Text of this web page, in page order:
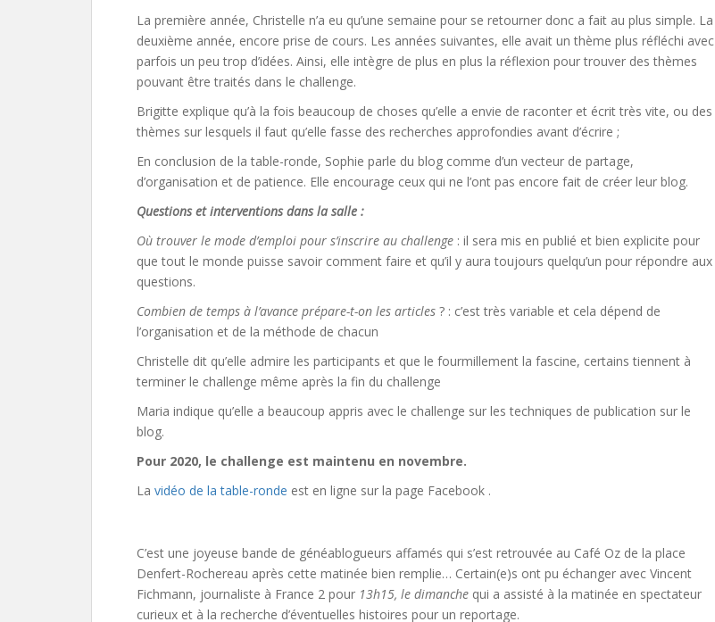
La première année, Christelle n’a eu qu’une semaine pour se retourner donc a fait au plus simple. La
deuxième année, encore prise de cours. Les années suivantes, elle avait un thème plus réfléchi avec
parfois un peu trop d’idées. Ainsi, elle intègre de plus en plus la réflexion pour trouver des thèmes
pouvant être traités dans le challenge.
Brigitte explique qu’à la fois beaucoup de choses qu’elle a envie de raconter et écrit très vite, ou des
thèmes sur lesquels il faut qu’elle fasse des recherches approfondies avant d’écrire ;
En conclusion de la table-ronde, Sophie parle du blog comme d’un vecteur de partage,
d’organisation et de patience. Elle encourage ceux qui ne l’ont pas encore fait de créer leur blog.
Questions et interventions dans la salle :
Où trouver le mode d’emploi pour s’inscrire au challenge : il sera mis en publié et bien explicite pour
que tout le monde puisse savoir comment faire et qu’il y aura toujours quelqu’un pour répondre aux
questions.
Combien de temps à l’avance prépare-t-on les articles ? : c’est très variable et cela dépend de
l’organisation et de la méthode de chacun
Christelle dit qu’elle admire les participants et que le fourmillement la fascine, certains tiennent à
terminer le challenge même après la fin du challenge
Maria indique qu’elle a beaucoup appris avec le challenge sur les techniques de publication sur le
blog.
Pour 2020, le challenge est maintenu en novembre.
La vidéo de la table-ronde est en ligne sur la page Facebook .
C’est une joyeuse bande de généablogueurs affamés qui s’est retrouvée au Café Oz de la place
Denfert-Rochereau après cette matinée bien remplie… Certain(e)s ont pu échanger avec Vincent
Fichmann, journaliste à France 2 pour 13h15, le dimanche qui a assisté à la matinée en spectateur
curieux et à la recherche d’éventuelles histoires pour un reportage.